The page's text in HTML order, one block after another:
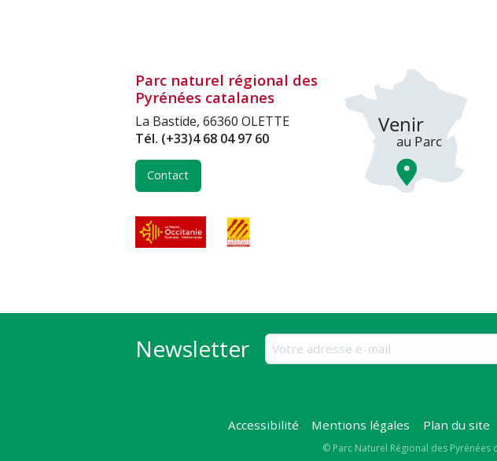
Parc naturel régional des
Pyrénées catalanes
La Bastide, 66360 OLETTE
Tél. (+33)4 68 04 97 60
Contact
Newsletter
Accessibilité Mentions légales Plan du site
Copyright
© Parc Naturel Régional des Pyrénées